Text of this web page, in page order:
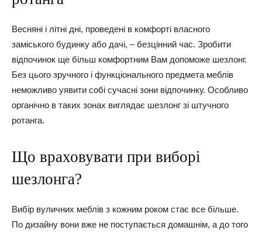
Весняні і літні дні, проведені в комфорті власного
заміського будинку або дачі, – безцінний час. Зробити
відпочинок ще більш комфортним Вам допоможе шезлонг.
Без цього зручного і функціонального предмета меблів
неможливо уявити собі сучасні зони відпочинку. Особливо
органічно в таких зонах виглядає шезлонг зі штучного
ротанга.
Що враховувати при виборі
шезлонга?
Вибір вуличних меблів з кожним роком стає все більше.
По дизайну вони вже не поступається домашнім, а до того